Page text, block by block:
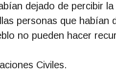
dejado de percibir
personas que habían
no pueden hacer
Civiles.